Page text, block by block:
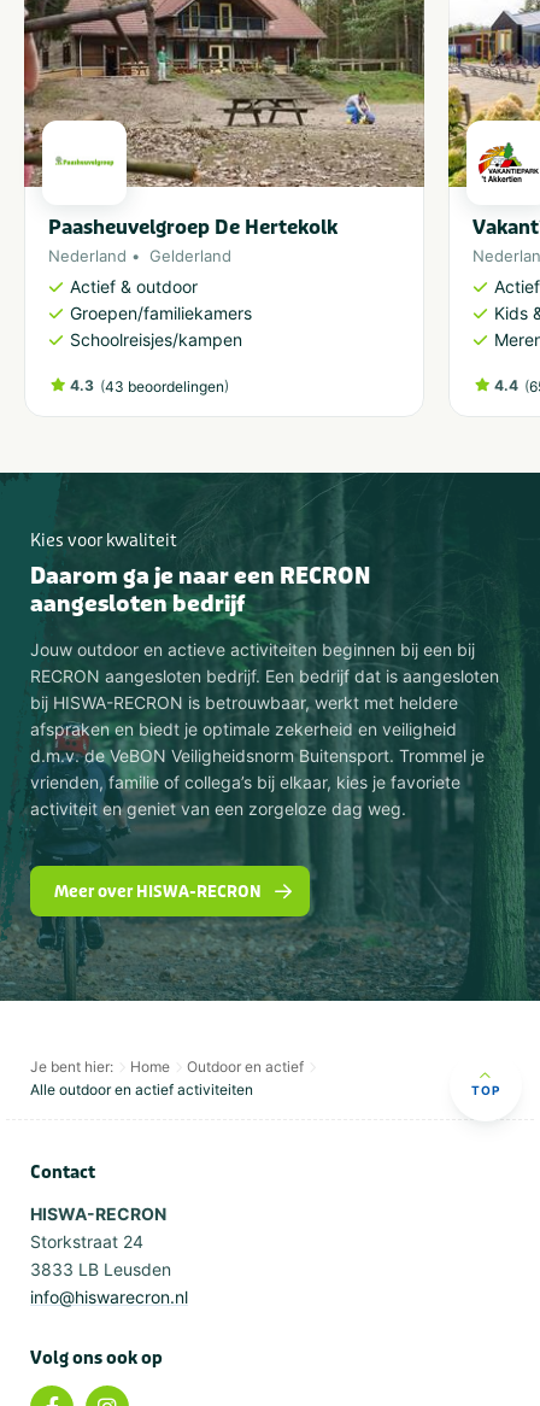
Paasheuvelgroep De Hertekolk
Nederland Gelderland
Actief & outdoor
Groepen/familiekamers
Schoolreisjes/kampen
4.3 (43 beoordelingen)
Kids
4.4 (
Kies voor kwaliteit
Daarom ga je naar een RECRON
aangesloten bedrijf
Jouw outdoor en actieve activiteiten beginnen bij een bij
RECRON aangesloten bedrijf. Een bedrijf dat is aangesloten
bij HISWA-RECRON is betrouwbaar, werkt met heldere
afspraken en biedt je optimale zekerheid en veiligheid
d.m.v. de VeBON Veiligheidsnorm Buitensport. Trommel je
vrienden, familie of collega’s bij elkaar, kies je favoriete
activiteit en geniet van een zorgeloze dag weg.
Meer over HISWA-RECRON
Je bent hier: Home
Outdoor en actief
Alle outdoor en actief activiteiten
TOP
Contact
HISWA-RECRON
Storkstraat 24
3833 LB Leusden
info@hiswarecron.nl
Volg ons ook op